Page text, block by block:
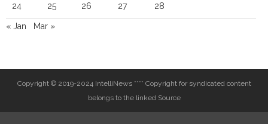
24 25 26 27 28
« Jan Mar »
Copyright © 2019-2024 IntelliNews **** Copyright for syndicated content
belongs to the linked Source